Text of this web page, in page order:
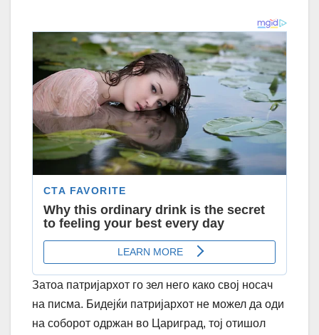
Затоа патријархот го зел него како свој носач
на писма. Бидејќи патријархот не можел да оди
на соборот одржан во Цариград, тој отишол